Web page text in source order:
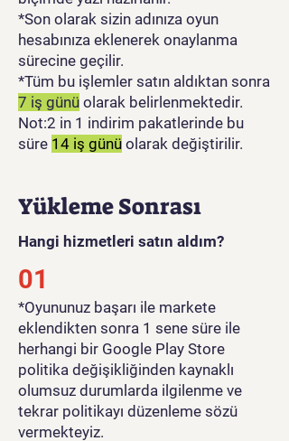
*Son olarak sizin adınıza oyun
hesabınıza eklenerek onaylanma
sürecine geçilir.
*Tüm bu işlemler satın aldıktan sonra
7 iş günü olarak belirlenmektedir.
Not:2 in 1 indirim pakatlerinde bu
süre 14 iş günü olarak değiştirilir.
Yükleme Sonrası
Hangi hizmetleri satın aldım?
01
​*Oyununuz başarı ile markete
eklendikten sonra 1 sene süre ile
herhangi bir Google Play Store
politika değişikliğinden kaynaklı
olumsuz durumlarda ilgilenme ve
tekrar politikayı düzenleme sözü
vermekteyiz.